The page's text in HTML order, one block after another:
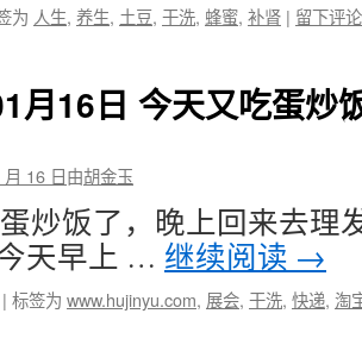
为 人生, 养生, 土豆, 干洗, 蜂蜜, 补肾 | 留下评论
月16日 今天又吃蛋炒
16 日由胡金玉
炒饭了，晚上回来去理
天早上 … 继续阅读 →
| 标签为 www.hujinyu.com, 展会, 干洗, 快递, 淘